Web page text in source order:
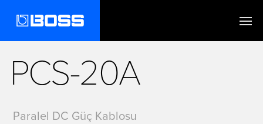
PCS-20A
Paralel DC Güç Kablosu